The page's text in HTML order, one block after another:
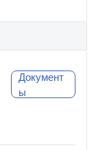
Документ
ы